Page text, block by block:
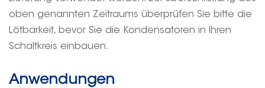
oben genannten Zeitraums überprüfen Sie bitte die
Lötbarkeit, bevor Sie die Kondensatoren in Ihren
Schaltkreis einbauen.
Anwendungen